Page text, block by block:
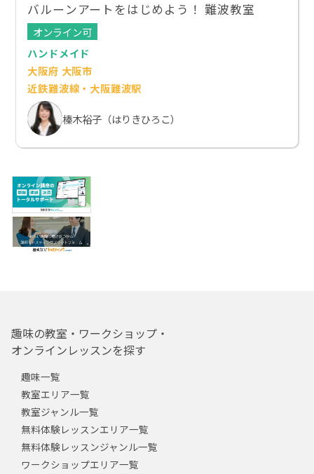
バルーンアートをはじめよう！ 難波教室
オンライン可
ハンドメイド
大阪府 大阪市
近鉄難波線・大阪難波駅
榛木裕子（はりきひろこ）
趣味の教室・ワークショップ・
オンラインレッスンを探す
趣味一覧
教室エリア一覧
教室ジャンル一覧
無料体験レッスンエリア一覧
無料体験レッスンジャンル一覧
ワークショップエリア一覧